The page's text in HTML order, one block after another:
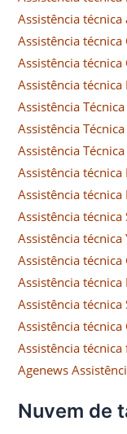
Assistência
Assistência técnica
Assistência técnica
Assistência técnica
Assistência
Assistência
Assistência
Assistência técnica
Assistência técnica
Assistência técnica
Assistência técnica
Assistência técnica
Assistência técnica
Assistência técnica
Assistência técnica
Assistência
Agenews
Nuvem de